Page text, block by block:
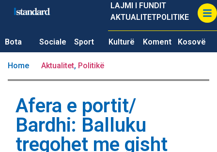
LAJMI I FUNDIT
AKTUALITETPOLITIKE
Bota Sociale Sport Kulturë Koment Kosovë
Home Aktualitet, Politikë
Afera e portit/
Bardhi: Balluku
tregohet me gisht